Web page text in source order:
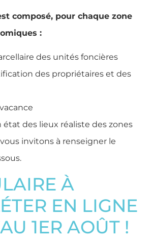
composé, pour chaque zone
:
des unités foncières
des propriétaires et des
état des lieux réaliste des zones
invitons à renseigner le
À
EN LIGNE
1ER AOÛT !